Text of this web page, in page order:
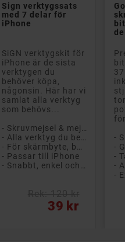
Sign verktygssats
med 7 delar för
iPhone
SiGN verktygskit för
iPhone är de sista
verktygen du
behöver köpa,
någonsin. Här har vi
samlat alla verktyg
som behövs...
- Passar till iPhone
39 kr